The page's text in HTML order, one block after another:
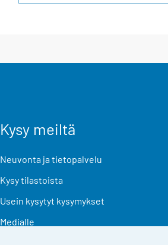
Kysy meiltä
Neuvonta ja tietopalvelu
Kysy tilastoista
Usein kysytyt kysymykset
Medialle